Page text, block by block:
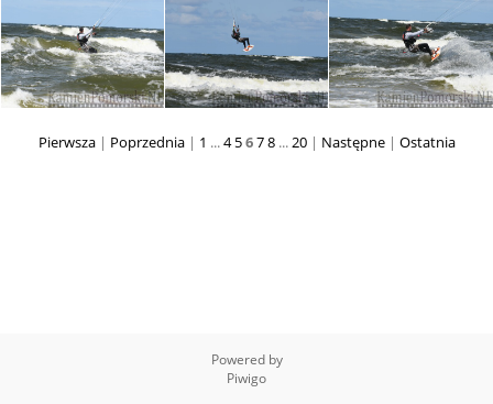
Pierwsza| Poprzednia| 1 ...4 5678...20 | Następne | Ostatnia
Powered by
Piwigo